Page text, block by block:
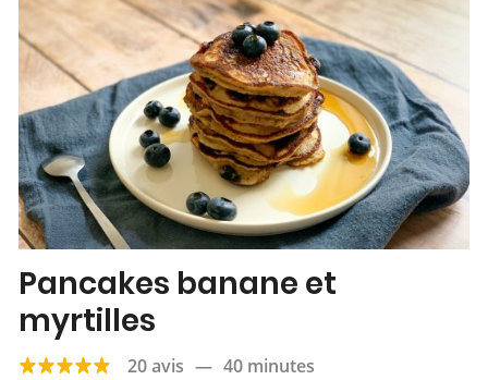
Pancakes banane et
myrtilles
20 avis — 40 minutes